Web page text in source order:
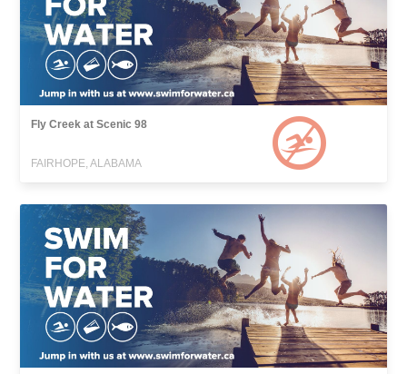
Fly Creek at Scenic 98
FAIRHOPE, ALABAMA